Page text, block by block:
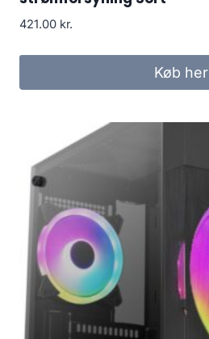
421.00 kr.
Køb her